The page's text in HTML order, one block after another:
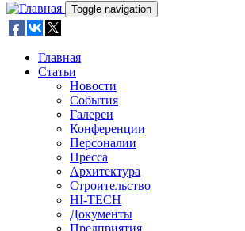
Toggle navigation
Главная
Статьи
Новости
События
Галереи
Конференции
Персоналии
Пресса
Архитектура
Строительство
HI-TECH
Документы
Предприятия